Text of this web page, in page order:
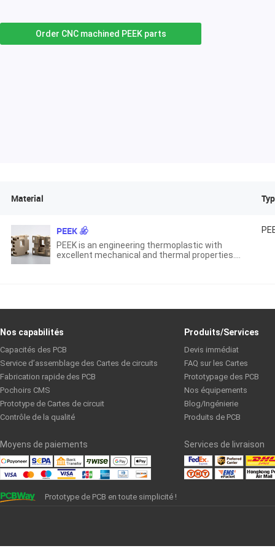
Order CNC machined PEEK parts
Material
PEEK
PEEK is an engineering thermoplastic with
excellent mechanical and thermal properties.
Nos capabilités
Capacités des PCB
Service d’assemblage des Cartes de circuits
Fabrication rapide des PCB
Pochoirs CMS
Prototype de Cartes de circuit
Contrôle de la qualité
Produits/Services
Devis immédiat
FAQ sur les Cartes
Prototypage des PCB
Nos équipements
Blog/Ingénierie
Produits de PCB
Moyens de paiements Services de livraison
Prototype de PCB en toute simplicité !